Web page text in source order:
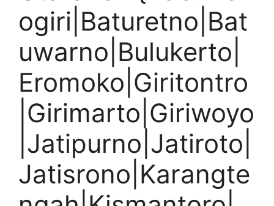
ogiri|Baturetno|Bat
uwarno|Bulukerto|
Eromoko|Giritontro
|Girimarto|Giriwoyo
|Jatipurno|Jatiroto|
Jatisrono|Karangte